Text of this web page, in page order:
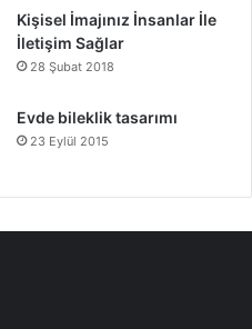
Kişisel İmajınız İnsanlar İle
İletişim Sağlar
28 Şubat 2018
Evde bileklik tasarımı
23 Eylül 2015